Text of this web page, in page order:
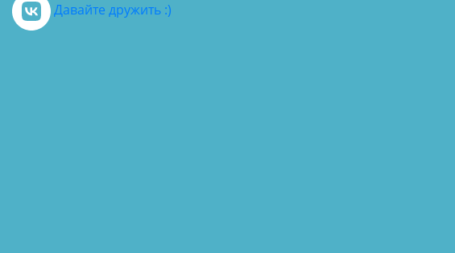
Давайте дружить :)